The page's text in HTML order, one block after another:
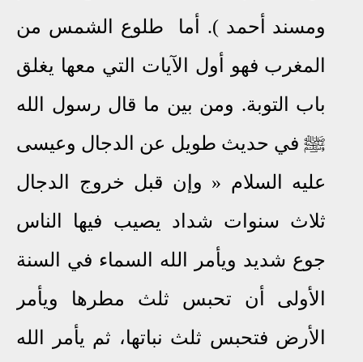
ومسند أحمد ). أما طلوع الشمس من
المغرب فهو أول الآيات التي معها يغلق
باب التوبة. ومن بين ما قال رسول الله
ﷺفي حديث طويل عن الدجال وعيسى
عليه السلام » وإن قبل خروج الدجال
ثلاث سنوات شداد يصيب فيها الناس
جوع شديد ويأمر الله السماء في السنة
الأولى أن تحبس ثلث مطرها ويأمر
الأرض فتحبس ثلث نباتها، ثم يأمر الله